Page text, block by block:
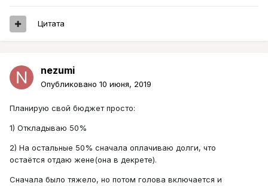
Цитата
nezumi
Опубликовано 10 июня, 2019
Планирую свой бюджет просто:
1) Откладываю 50%
2) На остальные 50% сначала оплачиваю долги, что
остаётся отдаю жене(она в декрете).
Сначала было тяжело, но потом голова включается и